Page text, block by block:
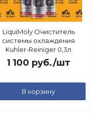
LiquiMoly Очиститель
системы охлаждения
Kuhler-Reiniger 0,3л
1 100 руб./шт
В корзину